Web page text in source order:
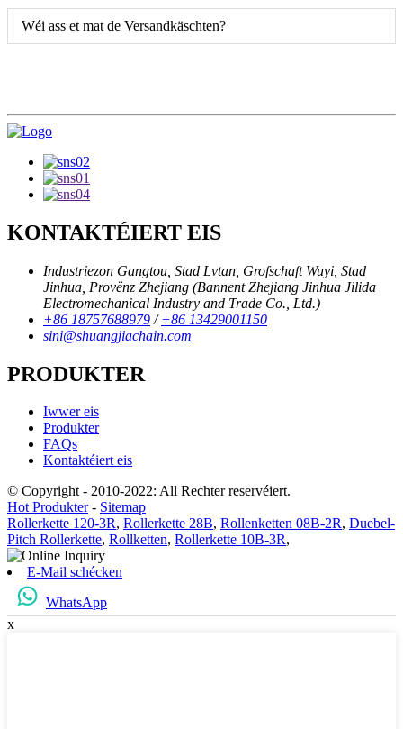
Wéi ass et mat de Versandkäschten?
KONTAKTÉIERT EIS
Industriezon Gangtou, Stad Lvtan, Grofschaft Wuyi, Stad
Jinhua, Provënz Zhejiang (Bannent Zhejiang Jinhua Jilida
Electromechanical Industry and Trade Co., Ltd.)
+86 18757688979 /+86 13429001150
sini@shuangjiachain.com
PRODUKTER
Iwwer eis
Produkter
FAQs
Kontaktéiert eis
© Copyright - 2010-2022: All Rechter reservéiert.
Hot Produkter- Sitemap
Rollerkette 120-3R, Rollerkette 28B, Rollenketten 08B-2R, Duebel-
Pitch Rollerkette, Rollketten, Rollerkette 10B-3R,
E-Mail schécken
WhatsApp
x